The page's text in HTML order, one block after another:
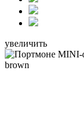
увеличить